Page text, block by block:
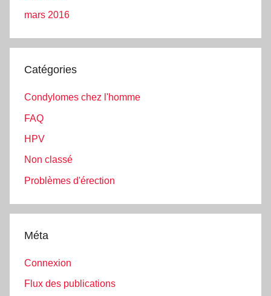
mars 2016
Catégories
Condylomes chez l'homme
FAQ
HPV
Non classé
Problèmes d'érection
Méta
Connexion
Flux des publications